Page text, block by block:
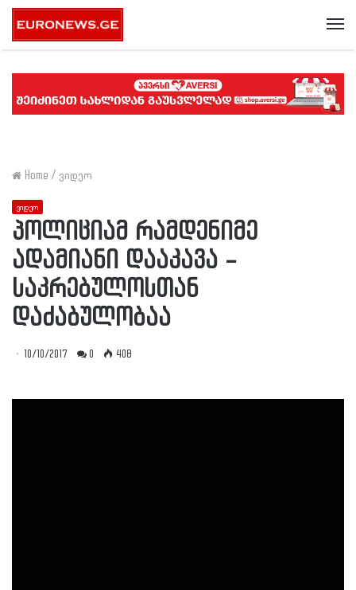
Home / ვიდეო
ვიდეო
პოლიციამ რამდენიმე
ადამიანი დააკავა –
საკრებულოსთან
დაძაბულობაა
10/10/2017 0 408